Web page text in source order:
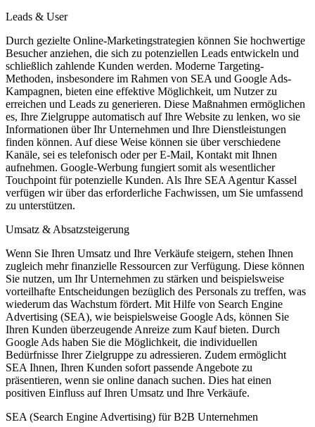
Leads & User
Durch gezielte Online-Marketingstrategien können Sie hochwertige
Besucher anziehen, die sich zu potenziellen Leads entwickeln und
schließlich zahlende Kunden werden. Moderne Targeting-
Methoden, insbesondere im Rahmen von SEA und Google Ads-
Kampagnen, bieten eine effektive Möglichkeit, um Nutzer zu
erreichen und Leads zu generieren. Diese Maßnahmen ermöglichen
es, Ihre Zielgruppe automatisch auf Ihre Website zu lenken, wo sie
Informationen über Ihr Unternehmen und Ihre Dienstleistungen
finden können. Auf diese Weise können sie über verschiedene
Kanäle, sei es telefonisch oder per E-Mail, Kontakt mit Ihnen
aufnehmen. Google-Werbung fungiert somit als wesentlicher
Touchpoint für potenzielle Kunden. Als Ihre SEA Agentur Kassel
verfügen wir über das erforderliche Fachwissen, um Sie umfassend
zu unterstützen.
Umsatz & Absatzsteigerung
Wenn Sie Ihren Umsatz und Ihre Verkäufe steigern, stehen Ihnen
zugleich mehr finanzielle Ressourcen zur Verfügung. Diese können
Sie nutzen, um Ihr Unternehmen zu stärken und beispielsweise
vorteilhafte Entscheidungen bezüglich des Personals zu treffen, was
wiederum das Wachstum fördert. Mit Hilfe von Search Engine
Advertising (SEA), wie beispielsweise Google Ads, können Sie
Ihren Kunden überzeugende Anreize zum Kauf bieten. Durch
Google Ads haben Sie die Möglichkeit, die individuellen
Bedürfnisse Ihrer Zielgruppe zu adressieren. Zudem ermöglicht
SEA Ihnen, Ihren Kunden sofort passende Angebote zu
präsentieren, wenn sie online danach suchen. Dies hat einen
positiven Einfluss auf Ihren Umsatz und Ihre Verkäufe.
SEA (Search Engine Advertising) für B2B Unternehmen